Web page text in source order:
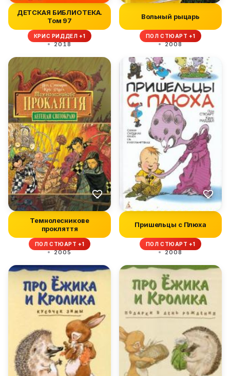
ДЕТСКАЯ БИБЛИОТЕКА.
Том 97
КРИС РИДДЕЛ +1
2018
Вольный рыцарь
ПОЛ СТЮАРТ +1
2008
Темнолесникове
прокляття
ПОЛ СТЮАРТ +1
2005
Пришельцы с Плюха
ПОЛ СТЮАРТ +1
2008